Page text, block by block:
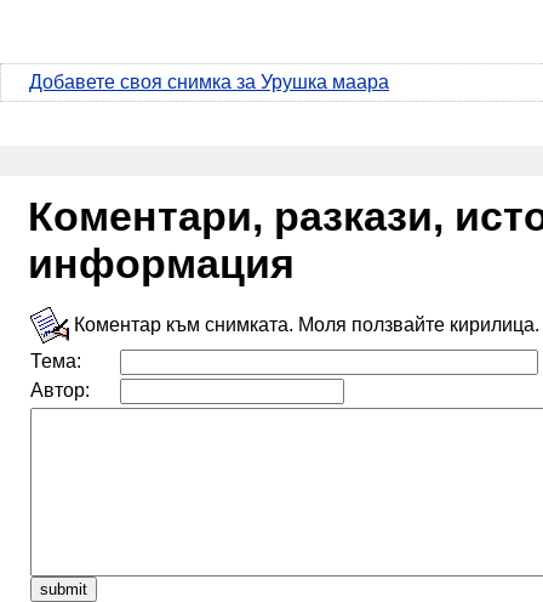
Добавете своя снимка за Урушка маара
Коментари, разкази,
информация
Коментар към снимката. Моля ползвайте кирилица.
Тема:
Автор: